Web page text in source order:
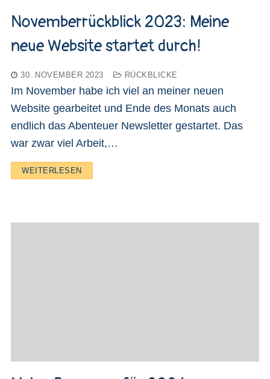
Novemberrückblick 2023: Meine
neue Website startet durch!
30. NOVEMBER 2023 RÜCKBLICKE
Im November habe ich viel an meiner neuen
Website gearbeitet und Ende des Monats auch
endlich das Abenteuer Newsletter gestartet. Das
war zwar viel Arbeit,…
WEITERLESEN